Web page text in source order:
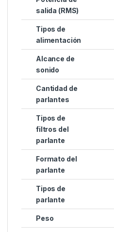
salida (RMS)
Tipos de
alimentación
Alcance de
sonido
Cantidad de
parlantes
Tipos de
filtros del
parlante
Formato del
parlante
Tipos de
parlante
Peso